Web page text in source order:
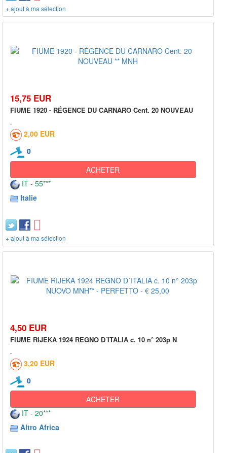
+ ajout à ma sélection
15,75 EUR
FIUME 1920 - RÉGENCE DU CARNARO Cent. 20 NOUVEAU
2,00 EUR
0
ACHETER
IT - 55***
Italie
+ ajout à ma sélection
4,50 EUR
FIUME RIJEKA 1924 REGNO D´ITALIA c. 10 n° 203p N
3,20 EUR
0
ACHETER
IT - 20***
Altro Africa